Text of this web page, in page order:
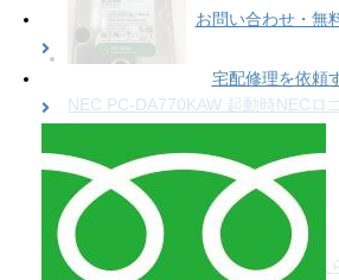
NEC PC-DA770KAW 起動時NECロ
mouse LM-iHS211X-SH-W7 電源入
お問い合わせ・無
宅配修理を依頼